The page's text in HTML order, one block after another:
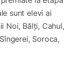
sunt elevi ai
Noi, Bălți, Cahul,
Soroca,